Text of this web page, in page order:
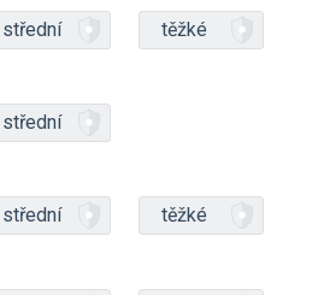
střední těžké
střední
střední
těžké